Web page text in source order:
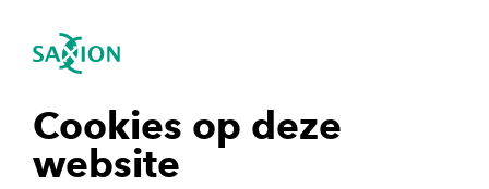
Cookies op deze
website
Navigatie openen
tonen
tonen
sluiten
Events
Alle categorieën